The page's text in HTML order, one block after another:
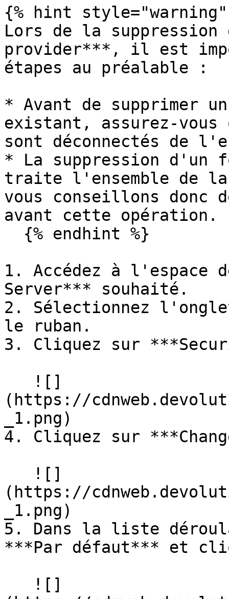
{% hint style="warning"
Lors de la
provider***, il est
étapes au préalable :
* Avant de supprimer
existant, assurez-
sont déconnectés de
* La suppression d'un
traite l'ensemble de la
vous conseillons donc
avant cette opération.
1. Accédez à l'espace
Server*** souhaité.
2. Sélectionnez
le ruban.
3. Cliquez sur
(https://
_1.png)
4. Cliquez sur
(https://
_1.png)
5. Dans la liste
***Par défaut*** et